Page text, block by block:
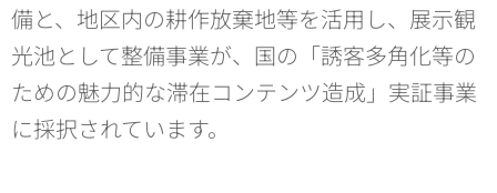
備と、地区内の耕作放棄地等を活用し、展示観
光池として整備事業が、国の「誘客多角化等の
ための魅力的な滞在コンテンツ造成」実証事業
に採択されています。